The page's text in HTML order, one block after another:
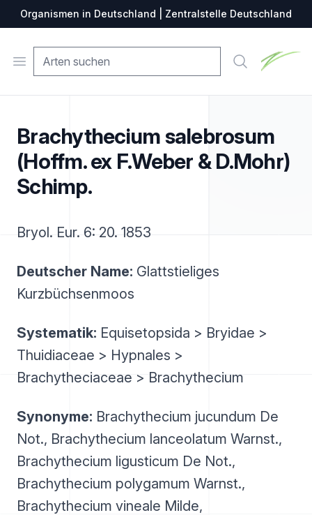
Organismen in Deutschland | Zentralstelle Deutschland
Open menu Suche
Brachythecium salebrosum
(Hoffm. ex F.Weber & D.Mohr)
Schimp.
Bryol. Eur. 6: 20. 1853
Deutscher Name: Glattstieliges
Kurzbüchsenmoos
Systematik: Equisetopsida > Bryidae >
Thuidiaceae > Hypnales >
Brachytheciaceae > Brachythecium
Synonyme: Brachythecium jucundum De
Not., Brachythecium lanceolatum Warnst.,
Brachythecium ligusticum De Not.,
Brachythecium polygamum Warnst.,
Brachythecium vineale Milde,